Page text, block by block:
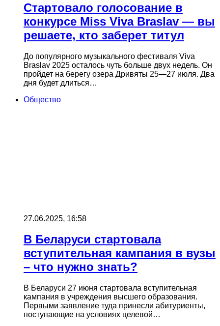
Стартовало голосование в
конкурсе Miss Viva Braslav — вы
решаете, кто заберет титул
До популярного музыкального фестиваля Viva
Braslav 2025 осталось чуть больше двух недель. Он
пройдет на берегу озера Дривяты 25—27 июля. Два
дня будет длиться…
Общество
27.06.2025, 16:58
В Беларуси стартовала
вступительная кампания в вузы
– что нужно знать?
В Беларуси 27 июня стартовала вступительная
кампания в учреждения высшего образования.
Первыми заявление туда принесли абитуриенты,
поступающие на условиях целевой…